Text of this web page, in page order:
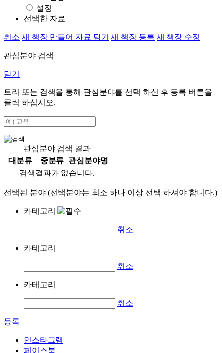
설정
선택한 자료
취소 새 책장 만들어 자료 담기 새 책장 등록 새 책장 수정
관심분야 검색
닫기
트리 또는 검색을 통해 관심분야를 선택 하신 후 등록 버튼을
클릭 하십시오.
관심분야 검색 결과
대분류
중분류
관심분야명
검색결과가 없습니다.
선택된 분야 (선택분야는 최소 하나 이상 선택 하셔야 합니다.)
카테고리
취소
카테고리
취소
카테고리
취소
등록
인스타그램
페이스북